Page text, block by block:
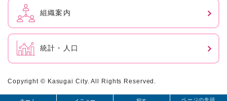
ページの先頭
組織案内
統計・人口
Copyright © Kasugai City. All Rights Reserved.